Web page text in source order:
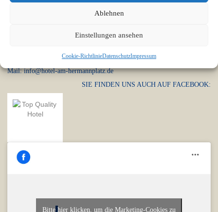
Ablehnen
Einstellungen ansehen
Cookie-RichtlinieDatenschutzImpressum
Mail: info@hotel-am-hermannplatz.de
SIE FINDEN UNS AUCH AUF FACEBOOK:
Bitte hier klicken, um die Marketing-Cookies zu